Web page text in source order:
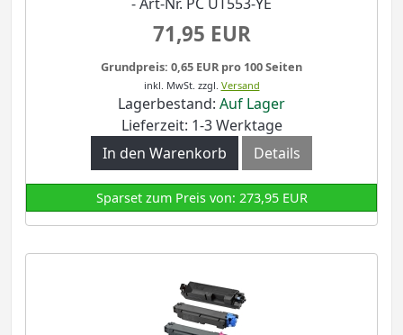
71,95 EUR
Grundpreis: 0,65 EUR pro 100 Seiten
inkl. MwSt. zzgl. Versand
Lagerbestand: Auf Lager
Lieferzeit: 1-3 Werktage
In den Warenkorb
Details
Sparset zum Preis von: 273,95 EUR